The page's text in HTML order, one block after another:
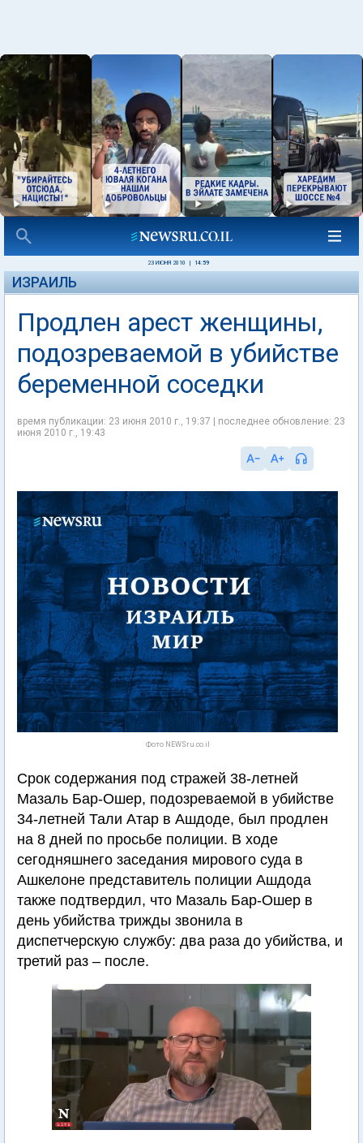
23 ИЮНЯ 2010 14:59
ИЗРАИЛЬ
Продлен арест женщины,
подозреваемой в убийстве
беременной соседки
время публикации: 23 июня 2010 г., 19:37 | последнее обновление: 23
июня 2010 г., 19:43
Фото NEWSru.co.il
Срок содержания под стражей 38-летней
Мазаль Бар-Ошер, подозреваемой в убийстве
34-летней Тали Атар в Ашдоде, был продлен
на 8 дней по просьбе полиции. В ходе
сегодняшнего заседания мирового суда в
Ашкелоне представитель полиции Ашдода
также подтвердил, что Мазаль Бар-Ошер в
день убийства трижды звонила в
диспетчерскую службу: два раза до убийства, и
третий раз – после.